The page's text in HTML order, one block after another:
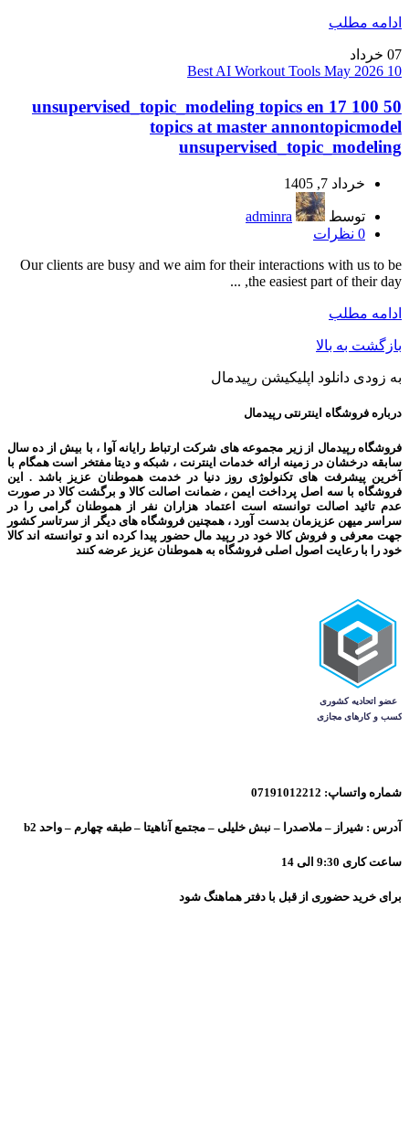
ادامه مطلب
07 خرداد
10 Best AI Workout Tools May 2026
unsupervised_topic_modeling topics en 17 100 50
topics at master annontopicmodel
unsupervised_topic_modeling
خرداد 7, 1405
توسط
adminra
0 نظرات
Our clients are busy and we aim for their interactions with us to be
the easiest part of their day, ...
ادامه مطلب
بازگشت به بالا
به زودی دانلود اپلیکیشن رپیدمال
درباره فروشگاه اینترنتی رپیدمال
فروشگاه رپیدمال از زیر مجموعه های شرکت ارتباط رایانه آوا ، با بیش از ده سال
سابقه درخشان در زمینه ارائه خدمات اینترنت ، شبکه و دیتا مفتخر است همگام با
آخرین پیشرفت های تکنولوژی روز دنیا در خدمت هموطنان عزیز باشد . این
فروشگاه با سه اصل پرداخت ایمن ، ضمانت اصالت کالا و برگشت کالا در صورت
عدم تائید اصالت توانسته است اعتماد هزاران نفر از هموطنان گرامی را در
سراسر میهن عزیزمان بدست آورد ، همچنین فروشگاه های دیگر از سرتاسر کشور
جهت معرفی و فروش کالا خود در رپید مال حضور پیدا کرده اند و توانسته اند کالا
خود را با رعایت اصول اصلی فروشگاه به هموطنان عزیز عرضه کنند
شماره واتساپ: 07191012212
آدرس : شیراز – ملاصدرا – نبش خلیلی – مجتمع آناهیتا – طبقه چهارم – واحد b2
ساعت کاری 9:30 الی 14
برای خرید حضوری از قبل با دفتر هماهنگ شود